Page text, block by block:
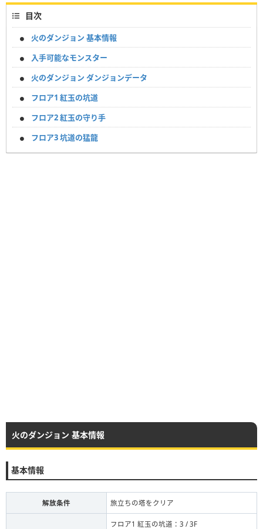
目次
火のダンジョン 基本情報
入手可能なモンスター
火のダンジョン ダンジョンデータ
フロア1 紅玉の坑道
フロア2 紅玉の守り手
フロア3 坑道の猛龍
火のダンジョン 基本情報
基本情報
解放条件 旅立ちの塔をクリア
フロア1 紅玉の坑道：3 / 3F